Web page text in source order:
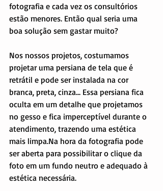
fotografia e cada vez os consultórios
estão menores. Então qual seria uma
boa solução sem gastar muito?
Nos nossos projetos, costumamos
projetar uma persiana de tela que é
retrátil e pode ser instalada na cor
branca, preta, cinza... Essa persiana fica
oculta em um detalhe que projetamos
no gesso e fica imperceptível durante o
atendimento, trazendo uma estética
mais limpa.Na hora da fotografia pode
ser aberta para possibilitar o clique da
foto em um fundo neutro e adequado à
estética necessária.